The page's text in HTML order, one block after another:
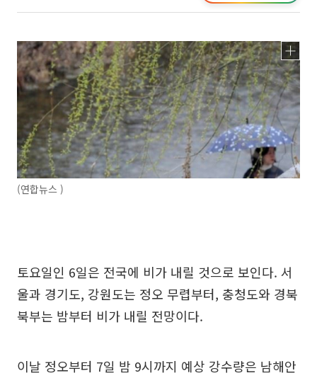
(연합뉴스 )
토요일인 6일은 전국에 비가 내릴 것으로 보인다. 서
울과 경기도, 강원도는 정오 무렵부터, 충청도와 경북
북부는 밤부터 비가 내릴 전망이다.
이날 정오부터 7일 밤 9시까지 예상 강수량은 남해안